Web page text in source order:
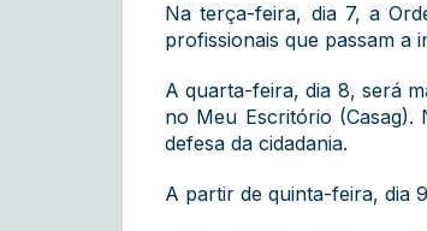
Na terça-feira, dia 7, a
profissionais que passam a
A quarta-feira, dia 8, será
no Meu Escritório
defesa da cidadania.
A partir de quinta-feira, dia